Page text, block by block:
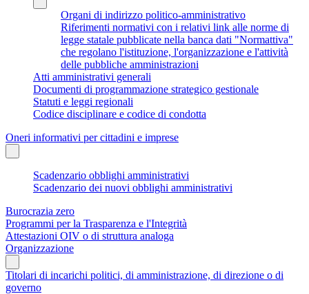
Organi di indirizzo politico-amministrativo
Riferimenti normativi con i relativi link alle norme di
legge statale pubblicate nella banca dati "Normattiva"
che regolano l'istituzione, l'organizzazione e l'attività
delle pubbliche amministrazioni
Atti amministrativi generali
Documenti di programmazione strategico gestionale
Statuti e leggi regionali
Codice disciplinare e codice di condotta
Oneri informativi per cittadini e imprese
Scadenzario obblighi amministrativi
Scadenzario dei nuovi obblighi amministrativi
Burocrazia zero
Programmi per la Trasparenza e l'Integrità
Attestazioni OIV o di struttura analoga
Organizzazione
Titolari di incarichi politici, di amministrazione, di direzione o di
governo